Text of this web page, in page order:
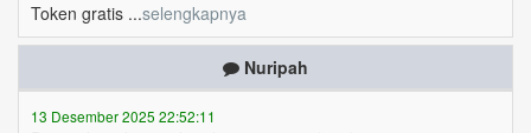
Nuripah
Daptar kan dan usul prakeja 2025...selengkapnya